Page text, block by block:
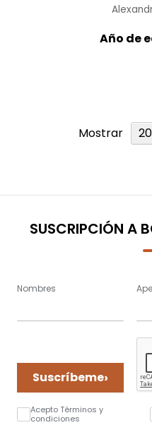
Año de
Mostrar
SUSCRIPCIÓN A
Nombres
Suscríbeme›
Acepto Términos y
condiciones